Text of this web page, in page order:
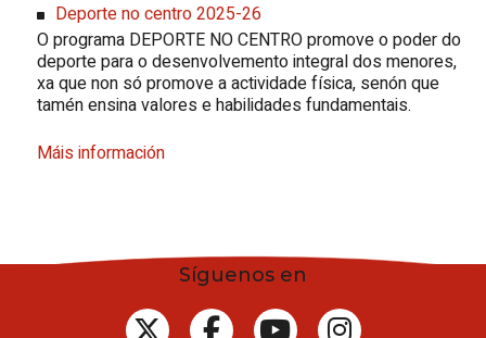
Deporte no centro 2025-26
O programa DEPORTE NO CENTRO promove o poder do
deporte para o desenvolvemento integral dos menores,
xa que non só promove a actividade física, senón que
tamén ensina valores e habilidades fundamentais.
Máis información
Síguenos en